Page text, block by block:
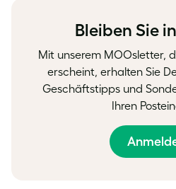
Bleiben Sie
Mit unserem MOOsletter,
erscheint, erhalten Sie
Geschäftstipps und
Ihren